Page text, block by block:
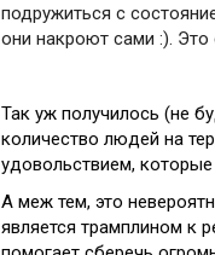
подружиться с
они накроют сами :). Это
Так уж получилось (не
количество людей на
удовольствием,
А меж тем, это
является трамплином к